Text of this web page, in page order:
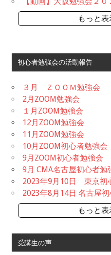
もっと
初心者勉強会の活動報告
３月 ＺＯＯＭ勉強会
2月ZOOM勉強会
１月ZOOM勉強会
12月ZOOM勉強会
11月ZOOM勉強会
10月ZOOM初心者勉強会
9月ZOOM初心者勉強会
9月 CMA名古屋初心者勉
2023年9月10日 東京初
2023年8月14日 名古屋
もっと
受講生の声